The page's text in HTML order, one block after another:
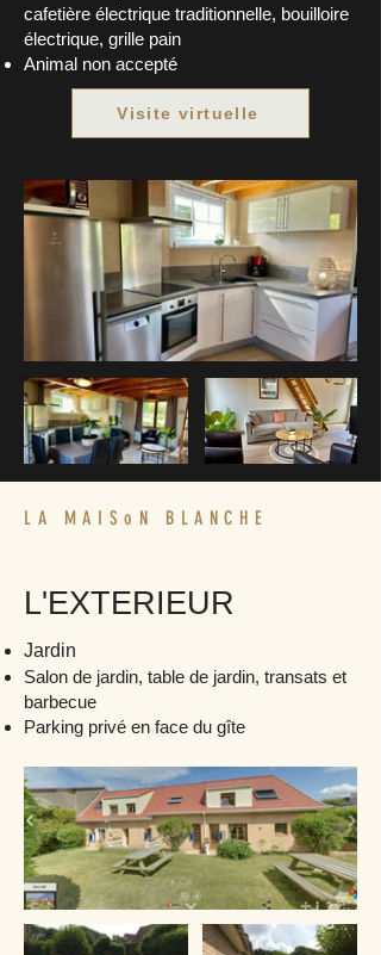
cafetière électrique traditionnelle, bouilloire
électrique, grille pain
Animal non accepté
Visite virtuelle
LA MAISoN BLANCHE
L'EXTERIEUR
Jardin
Salon de jardin, table de jardin, transats et
barbecue
Parking privé en face du gîte